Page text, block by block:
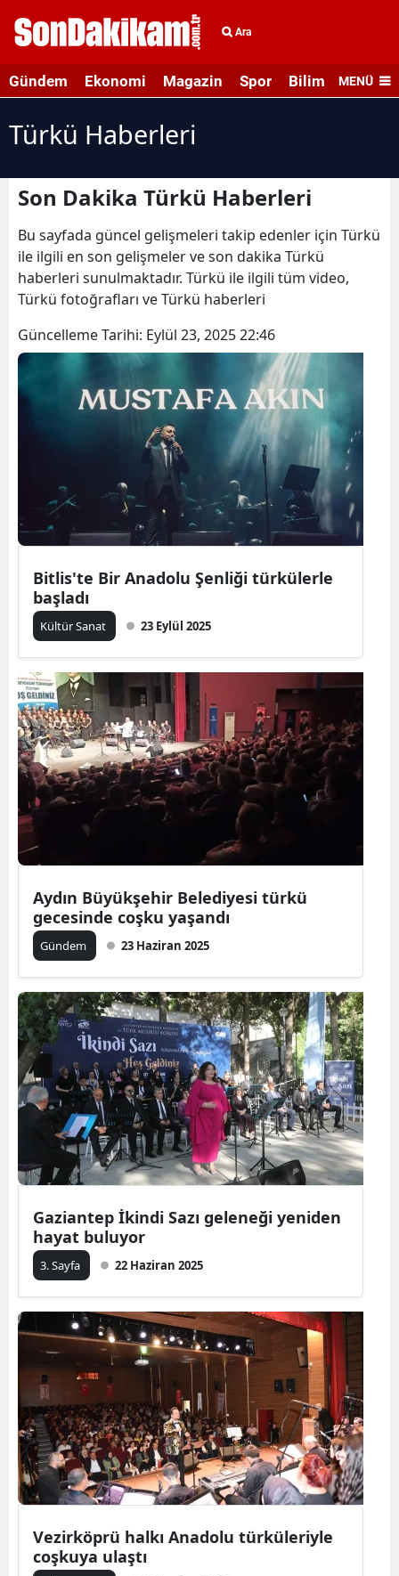
Ara
Gündem Ekonomi Magazin Spor Bilim veMENÜ
Türkü Haberleri
Son Dakika Türkü Haberleri
Bu sayfada güncel gelişmeleri takip edenler için Türkü
ile ilgili en son gelişmeler ve son dakika Türkü
haberleri sunulmaktadır. Türkü ile ilgili tüm video,
Türkü fotoğrafları ve Türkü haberleri
Güncelleme Tarihi: Eylül 23, 2025 22:46
Bitlis'te Bir Anadolu Şenliği türkülerle
başladı
Kültür Sanat 23 Eylül 2025
Aydın Büyükşehir Belediyesi türkü
gecesinde coşku yaşandı
Gündem 23 Haziran 2025
Gaziantep İkindi Sazı geleneği yeniden
hayat buluyor
3. Sayfa 22 Haziran 2025
Vezirköprü halkı Anadolu türküleriyle
coşkuya ulaştı